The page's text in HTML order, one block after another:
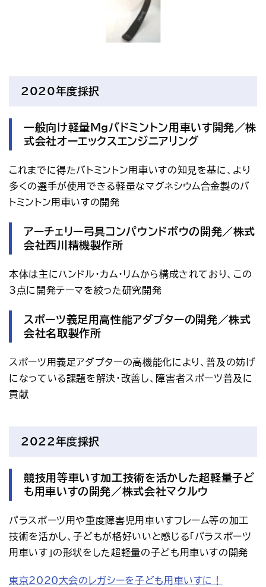
2020年度採択
一般向け軽量Mgバドミントン用車いす開発／株
式会社オーエックスエンジニアリング
これまでに得たバトミントン用車いすの知見を基に、より
多くの選手が使用できる軽量なマグネシウム合金製のバ
トミントン用車いすの開発
アーチェリー弓具コンパウンドボウの開発／株式
会社西川精機製作所
本体は主にハンドル・カム・リムから構成されており、この
3点に開発テーマを絞った研究開発
スポーツ義足用高性能アダプターの開発／株式
会社名取製作所
スポーツ用義足アダプターの高機能化により、普及の妨げ
になっている課題を解決・改善し、障害者スポーツ普及に
貢献
2022年度採択
競技用等車いす加工技術を活かした超軽量子ど
も用車いすの開発／株式会社マクルウ
パラスポーツ用や重度障害児用車いすフレーム等の加工
技術を活かし、子どもが格好いいと感じる「パラスポーツ
用車いす」の形状をした超軽量の子ども用車いすの開発
東京2020大会のレガシーを子ども用車いすに！